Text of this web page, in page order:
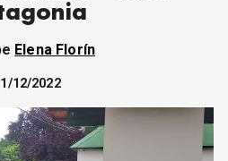
OBRERO
Y CULTURA
DE LECTORES
DEBATE
Elena Florín
12/2022